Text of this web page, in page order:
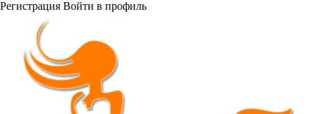
Регистрация Войти в профиль